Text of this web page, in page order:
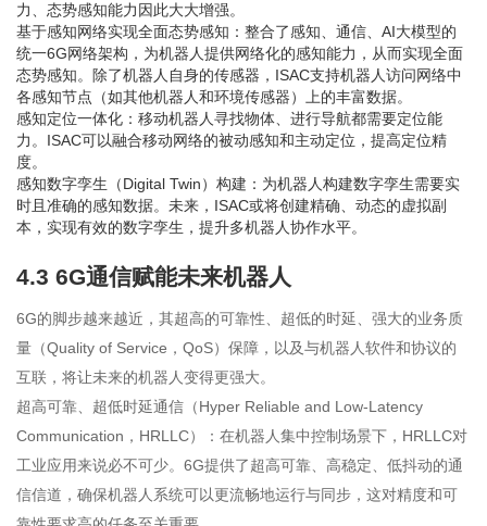
力、态势感知能力因此大大增强。
基于感知网络实现全面态势感知：整合了感知、通信、AI大模型的
统一6G网络架构，为机器人提供网络化的感知能力，从而实现全面
态势感知。除了机器人自身的传感器，ISAC支持机器人访问网络中
各感知节点（如其他机器人和环境传感器）上的丰富数据。
感知定位一体化：移动机器人寻找物体、进行导航都需要定位能
力。ISAC可以融合移动网络的被动感知和主动定位，提高定位精
度。
感知数字孪生（Digital Twin）构建：为机器人构建数字孪生需要实
时且准确的感知数据。未来，ISAC或将创建精确、动态的虚拟副
本，实现有效的数字孪生，提升多机器人协作水平。
4.3 6G通信赋能未来机器人
6G的脚步越来越近，其超高的可靠性、超低的时延、强大的业务质
量（Quality of Service，QoS）保障，以及与机器人软件和协议的
互联，将让未来的机器人变得更强大。
超高可靠、超低时延通信（Hyper Reliable and Low-Latency
Communication，HRLLC）：在机器人集中控制场景下，HRLLC对
工业应用来说必不可少。6G提供了超高可靠、高稳定、低抖动的通
信信道，确保机器人系统可以更流畅地运行与同步，这对精度和可